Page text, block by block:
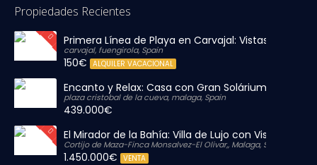
Propiedades Recientes
Primera Línea de Playa en Carvajal: Vistas al Mar y
carvajal, fuengirola, Spain
150€ ALQUILER VACACIONAL
Encanto y Relax: Casa con Gran Solárium Privado
plaza cristobal de la cueva, malaga, Spain
439.000€
El Mirador de la Bahía: Villa de Lujo con Vistas
Cortijo de Maza-Finca Monsalvez-El Olivar,, Malaga, Spain
1.450.000€ VENTA